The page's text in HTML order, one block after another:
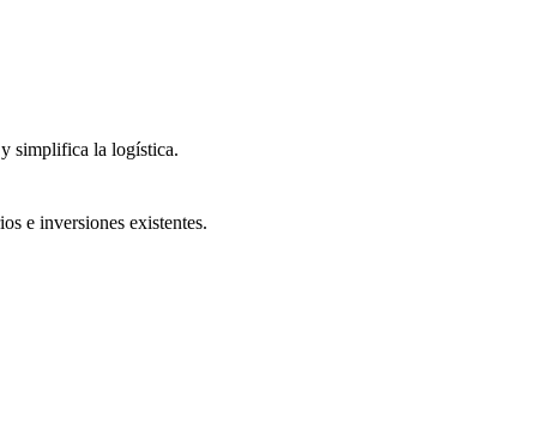
simplifica la logística.
e inversiones existentes.